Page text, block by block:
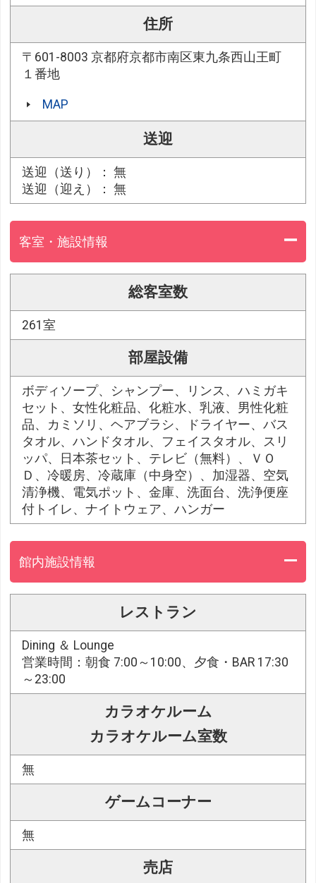
住所
〒601-8003 京都府京都市南区東九条西山王町
１番地
MAP
送迎
送迎（送り）： 無
送迎（迎え）： 無
客室・施設情報
総客室数
261室
部屋設備
ボディソープ、シャンプー、リンス、ハミガキ
セット、女性化粧品、化粧水、乳液、男性化粧
品、カミソリ、ヘアブラシ、ドライヤー、バス
タオル、ハンドタオル、フェイスタオル、スリ
ッパ、日本茶セット、テレビ（無料）、ＶＯ
Ｄ、冷暖房、冷蔵庫（中身空）、加湿器、空気
清浄機、電気ポット、金庫、洗面台、洗浄便座
付トイレ、ナイトウェア、ハンガー
館内施設情報
レストラン
Dining ＆ Lounge
営業時間：朝食 7:00～10:00、夕食・BAR 17:30
～23:00
カラオケルーム
カラオケルーム室数
無
ゲームコーナー
無
売店